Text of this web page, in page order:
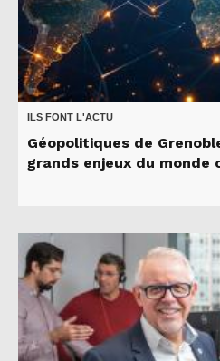
ILS FONT L'ACTU
Géopolitiques de
grands enjeux du monde